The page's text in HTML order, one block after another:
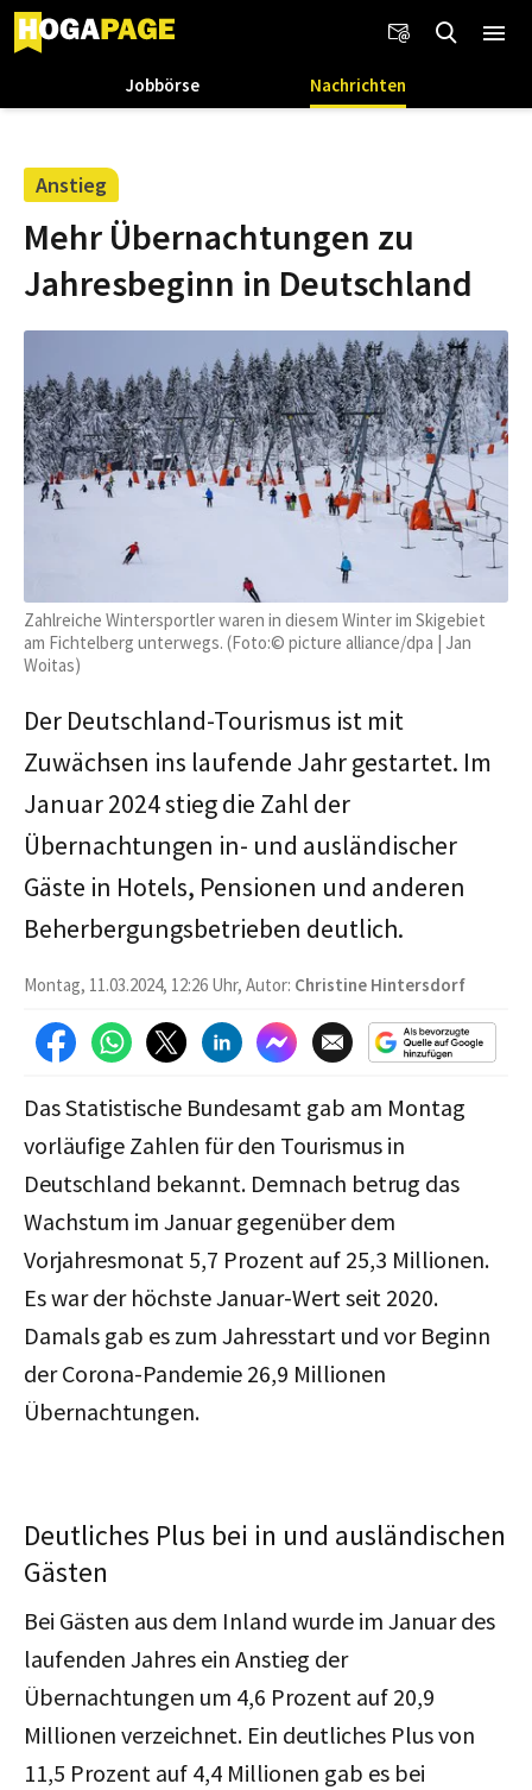
Jobbörse Nachrichten
Anstieg
Mehr Übernachtungen zu
Jahresbeginn in Deutschland
Zahlreiche Wintersportler waren in diesem Winter im Skigebiet
am Fichtelberg unterwegs. (Foto:© picture alliance/dpa | Jan
Woitas)
Der Deutschland-Tourismus ist mit
Zuwächsen ins laufende Jahr gestartet. Im
Januar 2024 stieg die Zahl der
Übernachtungen in- und ausländischer
Gäste in Hotels, Pensionen und anderen
Beherbergungsbetrieben deutlich.
Montag, 11.03.2024, 12:26 Uhr, Autor: Christine Hintersdorf
Das Statistische Bundesamt gab am Montag
vorläufige Zahlen für den Tourismus in
Deutschland bekannt. Demnach betrug das
Wachstum im Januar gegenüber dem
Vorjahresmonat 5,7 Prozent auf 25,3 Millionen.
Es war der höchste Januar-Wert seit 2020.
Damals gab es zum Jahresstart und vor Beginn
der Corona-Pandemie 26,9 Millionen
Übernachtungen.
Deutliches Plus bei in und ausländischen
Gästen
Bei Gästen aus dem Inland wurde im Januar des
laufenden Jahres ein Anstieg der
Übernachtungen um 4,6 Prozent auf 20,9
Millionen verzeichnet. Ein deutliches Plus von
11,5 Prozent auf 4,4 Millionen gab es bei